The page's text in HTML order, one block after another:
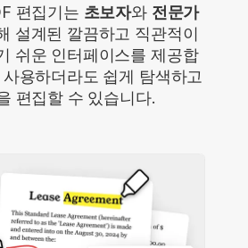
편집기는 초보자와 전문가
설계된 깔끔하고 직관적이
쉬운 인터페이스를 제공합
용하더라도 쉽게 탐색하고
편집할 수 있습니다.